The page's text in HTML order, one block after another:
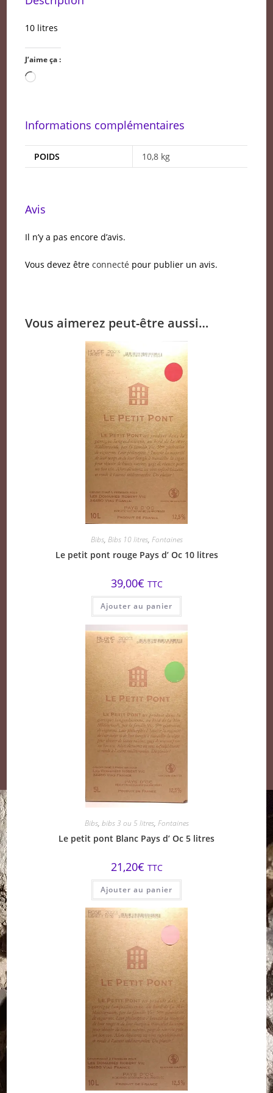
10 litres
J’aime ça :
Chargement…
Informations complémentaires
POIDS 10,8 kg
Avis
Il n’y a pas encore d’avis.
Vous devez êtreconnecté pour publier un avis.
Vous aimerez peut-être aussi…
Bibs, Bibs 10 litres, Fontaines
Le petit pont rouge Pays d’ Oc 10 litres
39,00€ TTC
Ajouter au panier
Bibs, bibs 3 ou 5 litres, Fontaines
Le petit pont Blanc Pays d’ Oc 5 litres
21,20€ TTC
Ajouter au panier